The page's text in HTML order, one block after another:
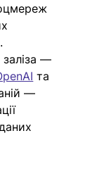
заліза —
та
—